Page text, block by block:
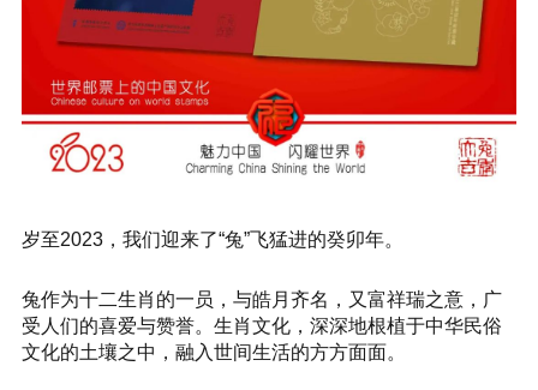
岁至2023，我们迎来了“兔”飞猛进的癸卯年。
兔作为十二生肖的一员，与皓月齐名，又富祥瑞之意，广
受人们的喜爱与赞誉。生肖文化，深深地根植于中华民俗
文化的土壤之中，融入世间生活的方方面面。